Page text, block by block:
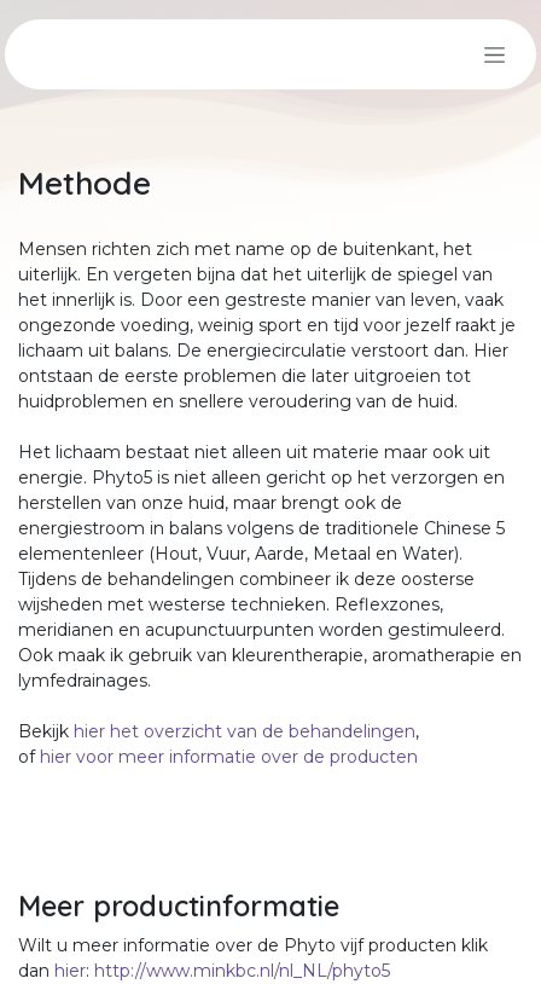
Methode
Mensen richten zich met name op de buitenkant, het
uiterlijk. En vergeten bijna dat het uiterlijk de spiegel van
het innerlijk is. Door een gestreste manier van leven, vaak
ongezonde voeding, weinig sport en tijd voor jezelf raakt je
lichaam uit balans. De energiecirculatie verstoort dan. Hier
ontstaan de eerste problemen die later uitgroeien tot
huidproblemen en snellere veroudering van de huid.
Het lichaam bestaat niet alleen uit materie maar ook uit
energie. Phyto5 is niet alleen gericht op het verzorgen en
herstellen van onze huid, maar brengt ook de
energiestroom in balans volgens de traditionele Chinese 5
elementenleer (Hout, Vuur, Aarde, Metaal en Water).
Tijdens de behandelingen combineer ik deze oosterse
wijsheden met westerse technieken. Reflexzones,
meridianen en acupunctuurpunten worden gestimuleerd.
Ook maak ik gebruik van kleurentherapie, aromatherapie en
lymfedrainages.
Bekijk hier het overzicht van de behandelingen,
of hier voor meer informatie over de producten
Meer productinformatie
Wilt u meer informatie over de Phyto vijf producten klik
dan hier: http://www.minkbc.nl/nl_NL/phyto5